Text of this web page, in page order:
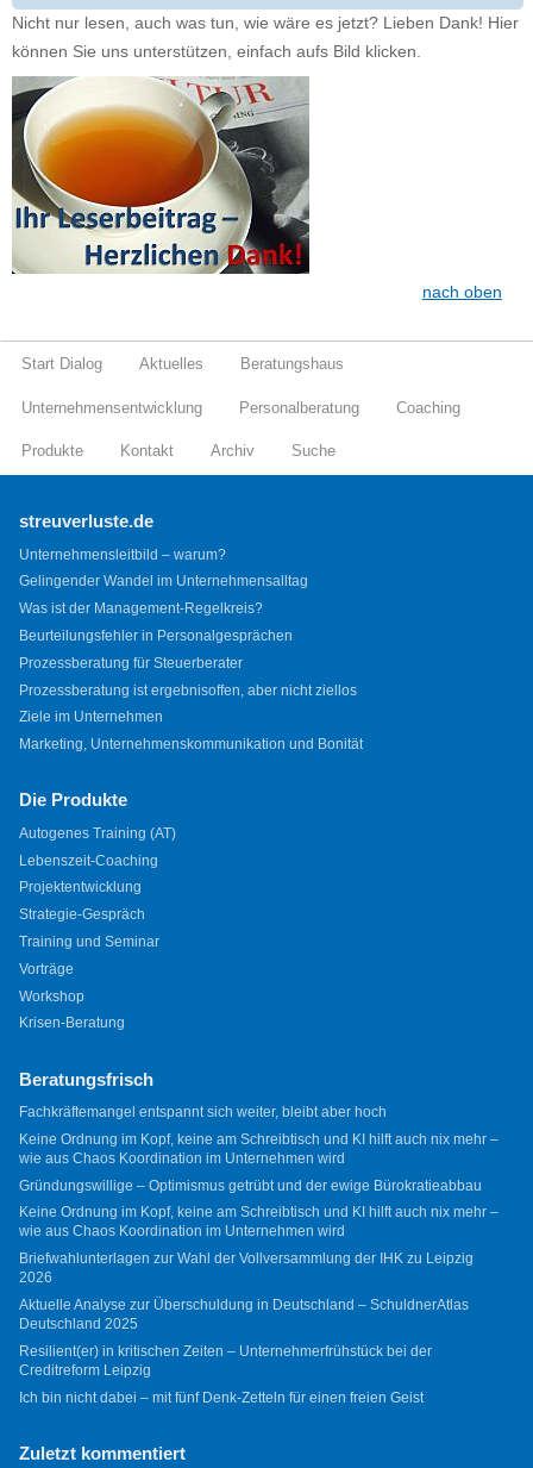
Nicht nur lesen, auch was tun, wie wäre es jetzt? Lieben Dank! Hier
können Sie uns unterstützen, einfach aufs Bild klicken.
nach oben
Start Dialog Aktuelles Beratungshaus
Unternehmensentwicklung Personalberatung Coaching
Produkte Kontakt Archiv Suche
streuverluste.de
Unternehmensleitbild – warum?
Gelingender Wandel im Unternehmensalltag
Was ist der Management-Regelkreis?
Beurteilungsfehler in Personalgesprächen
Prozessberatung für Steuerberater
Prozessberatung ist ergebnisoffen, aber nicht ziellos
Ziele im Unternehmen
Marketing, Unternehmenskommunikation und Bonität
Die Produkte
Autogenes Training (AT)
Lebenszeit-Coaching
Projektentwicklung
Strategie-Gespräch
Training und Seminar
Vorträge
Workshop
Krisen-Beratung
Beratungsfrisch
Fachkräftemangel entspannt sich weiter, bleibt aber hoch
Keine Ordnung im Kopf, keine am Schreibtisch und KI hilft auch nix mehr –
wie aus Chaos Koordination im Unternehmen wird
Gründungswillige – Optimismus getrübt und der ewige Bürokratieabbau
Keine Ordnung im Kopf, keine am Schreibtisch und KI hilft auch nix mehr –
wie aus Chaos Koordination im Unternehmen wird
Briefwahlunterlagen zur Wahl der Vollversammlung der IHK zu Leipzig
2026
Aktuelle Analyse zur Überschuldung in Deutschland – SchuldnerAtlas
Deutschland 2025
Resilient(er) in kritischen Zeiten – Unternehmerfrühstück bei der
Creditreform Leipzig
Ich bin nicht dabei – mit fünf Denk-Zetteln für einen freien Geist
Zuletzt kommentiert